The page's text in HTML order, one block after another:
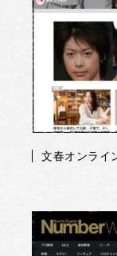
文春オンライ